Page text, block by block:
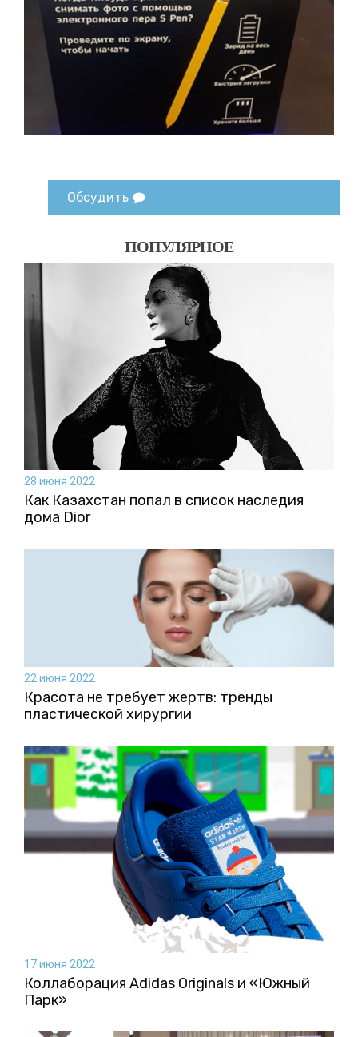
Обсудить
ПОПУЛЯРНОЕ
28 июня 2022
Как Казахстан попал в список наследия
дома Dior
22 июня 2022
Красота не требует жертв: тренды
пластической хирургии
17 июня 2022
Коллаборация Аdidas Originals и «Южный
Парк»